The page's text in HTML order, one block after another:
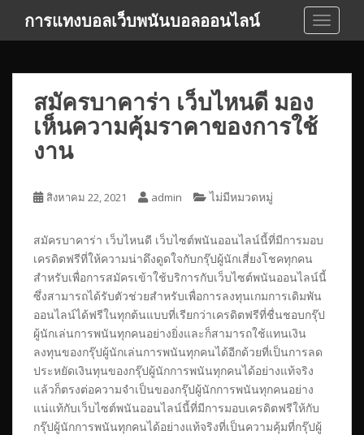
i
การแทงบอลเว็บพนันบอลออนไลน์
สมัครบาคาร่า เว็บไหนดี มอง
เห็นความคุ้มราคาของการใช้
งาน
สิงหาคม 22, 2021 admin ไม่มีหมวดหมู่
สมัครบาคาร่า เว็บไหนดี เว็บไซต์พนันออนไลน์นี้ที่มีการมอบ
เครดิตฟรีที่ให้ความน่าดึงดูดใจกับกรุ๊ปผู้นักเสี่ยงโชคทุกคน
สำหรับเพื่อการสมัครเข้าใช้บริการกับเว็บไซต์พนันออนไลน์นี้
ซึ่งสามารถได้รับตัวช่วยสำหรับเพื่อการลงทุนเกมการเดิมพัน
ออนไลน์ได้ฟรีในทุกต้นแบบที่เรียกว่าเครดิตฟรีที่ชื่นชอบกรุ๊ป
ผู้นักเล่นการพนันทุกคนอย่างยิ่งและก็สามารถใช้แทนเงิน
ลงทุนของกรุ๊ปผู้นักเล่นการพนันทุกคนได้อีกด้วยที่เป็นการลด
ประหยัดเงินทุนของกรุ๊ปผู้นักการพนันทุกคนได้อย่างแท้จริง
แล้วก็ตรงต่อความจำเป็นของกรุ๊ปผู้นักการพนันทุกคนอย่าง
แน่แท้กับเว็บไซต์พนันออนไลน์นี้ที่มีการมอบเครดิตฟรีให้กับ
กรุ๊ปผู้นักการพนันทุกคนได้อย่างแท้จริงที่เป็นความคุ้มที่กรุ๊ปผู้